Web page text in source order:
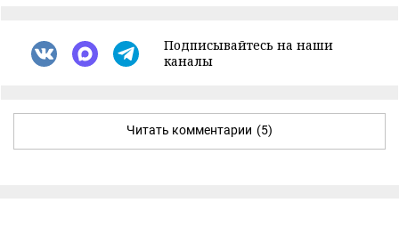
Подписывайтесь на наши
каналы
Читать комментарии (5)